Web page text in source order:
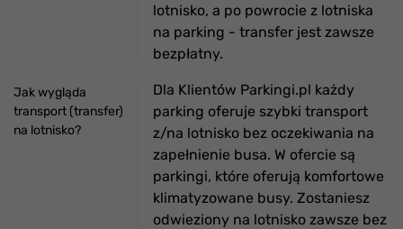
lotnisko, a po powrocie z lotniska
na parking - transfer jest zawsze
bezpłatny.
Jak wygląda
transport (transfer)
na lotnisko?
Dla Klientów Parkingi.pl każdy
parking oferuje szybki transport
z/na lotnisko bez oczekiwania na
zapełnienie busa. W ofercie są
parkingi, które oferują komfortowe
klimatyzowane busy. Zostaniesz
odwieziony na lotnisko zawsze bez